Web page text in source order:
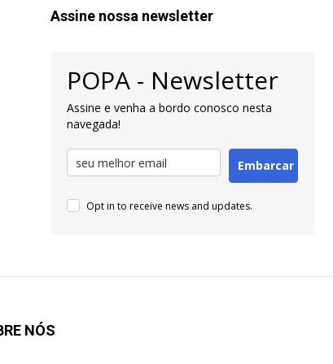
Assine nossa newsletter
POPA - Newsletter
Assine e venha a bordo conosco nesta
navegada!
Embarcar
Opt in to receive news and updates.
NÓS